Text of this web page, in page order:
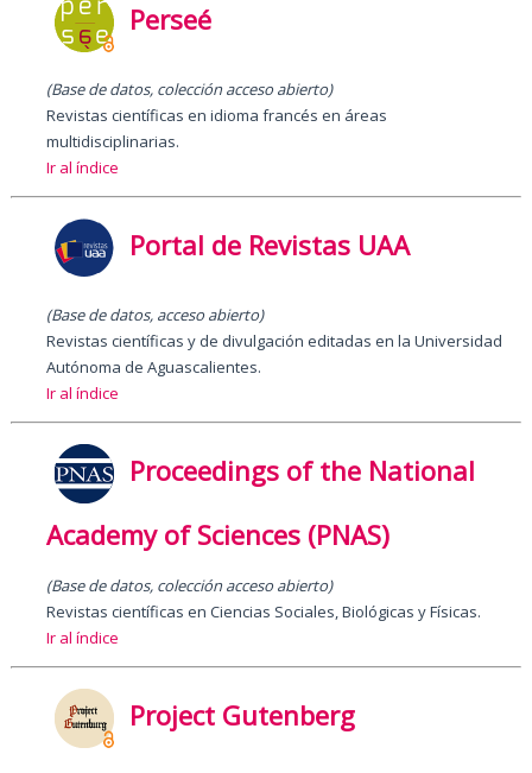
Perseé
(Base de datos, colección acceso abierto)
Revistas científicas en idioma francés en áreas
multidisciplinarias.
Ir al índice
Portal de Revistas UAA
(Base de datos, acceso abierto)
Revistas científicas y de divulgación editadas en la Universidad
Autónoma de Aguascalientes.
Ir al índice
Proceedings of the National
Academy of Sciences (PNAS)
(Base de datos, colección acceso abierto)
Revistas científicas en Ciencias Sociales, Biológicas y Físicas.
Ir al índice
Project Gutenberg